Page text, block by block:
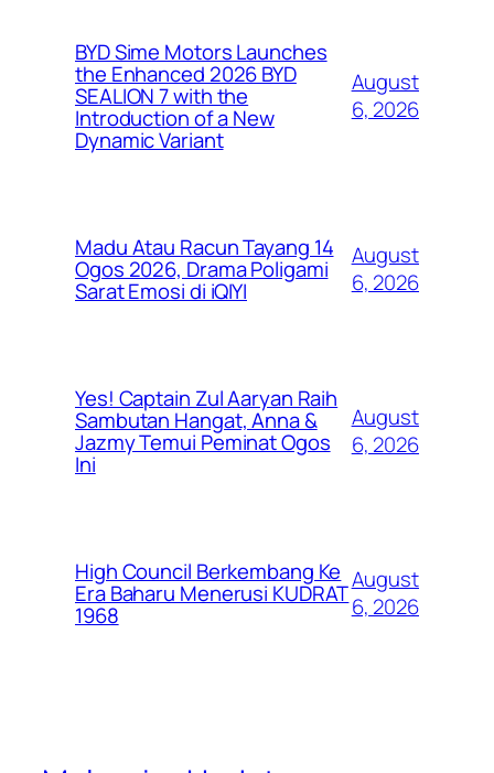
BYD Sime Motors Launches
the Enhanced 2026 BYD
SEALION 7 with the
Introduction of a New
Dynamic Variant
August
6, 2026
Madu Atau Racun Tayang 14
Ogos 2026, Drama Poligami
Sarat Emosi di iQIYI
August
6, 2026
Yes! Captain Zul Aaryan Raih
Sambutan Hangat, Anna &
Jazmy Temui Peminat Ogos
Ini
August
6, 2026
High Council Berkembang Ke
Era Baharu Menerusi KUDRAT
1968
August
6, 2026